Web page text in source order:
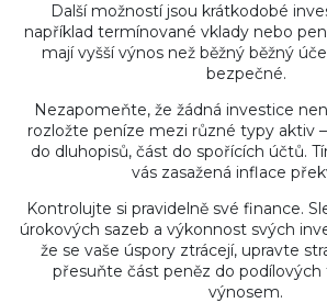
Další možností jsou krátkodobé
například termínované vklady nebo
mají vyšší výnos než běžný běžný
bezpečné.
Nezapomeňte, že žádná investice
rozložte peníze mezi různé typy aktiv
do dluhopisů, část do spořících účtů.
vás zasažená inflace
Kontrolujte si pravidelně své finance.
úrokových sazeb a výkonnost svých
že se vaše úspory ztrácejí, upravte
přesuňte část peněz do podílových
výnosem.